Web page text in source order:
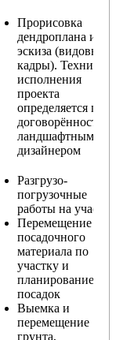
Прорисовка
дендроплана и
эскиза (видовые
кадры). Техника
исполнения
проекта
определяется по
договорённости с
ландшафтным
дизайнером
Разгрузо-
погрузочные
работы на участке
Перемещение
посадочного
материала по
участку и
планирование
посадок
Выемка и
перемещение
грунта,